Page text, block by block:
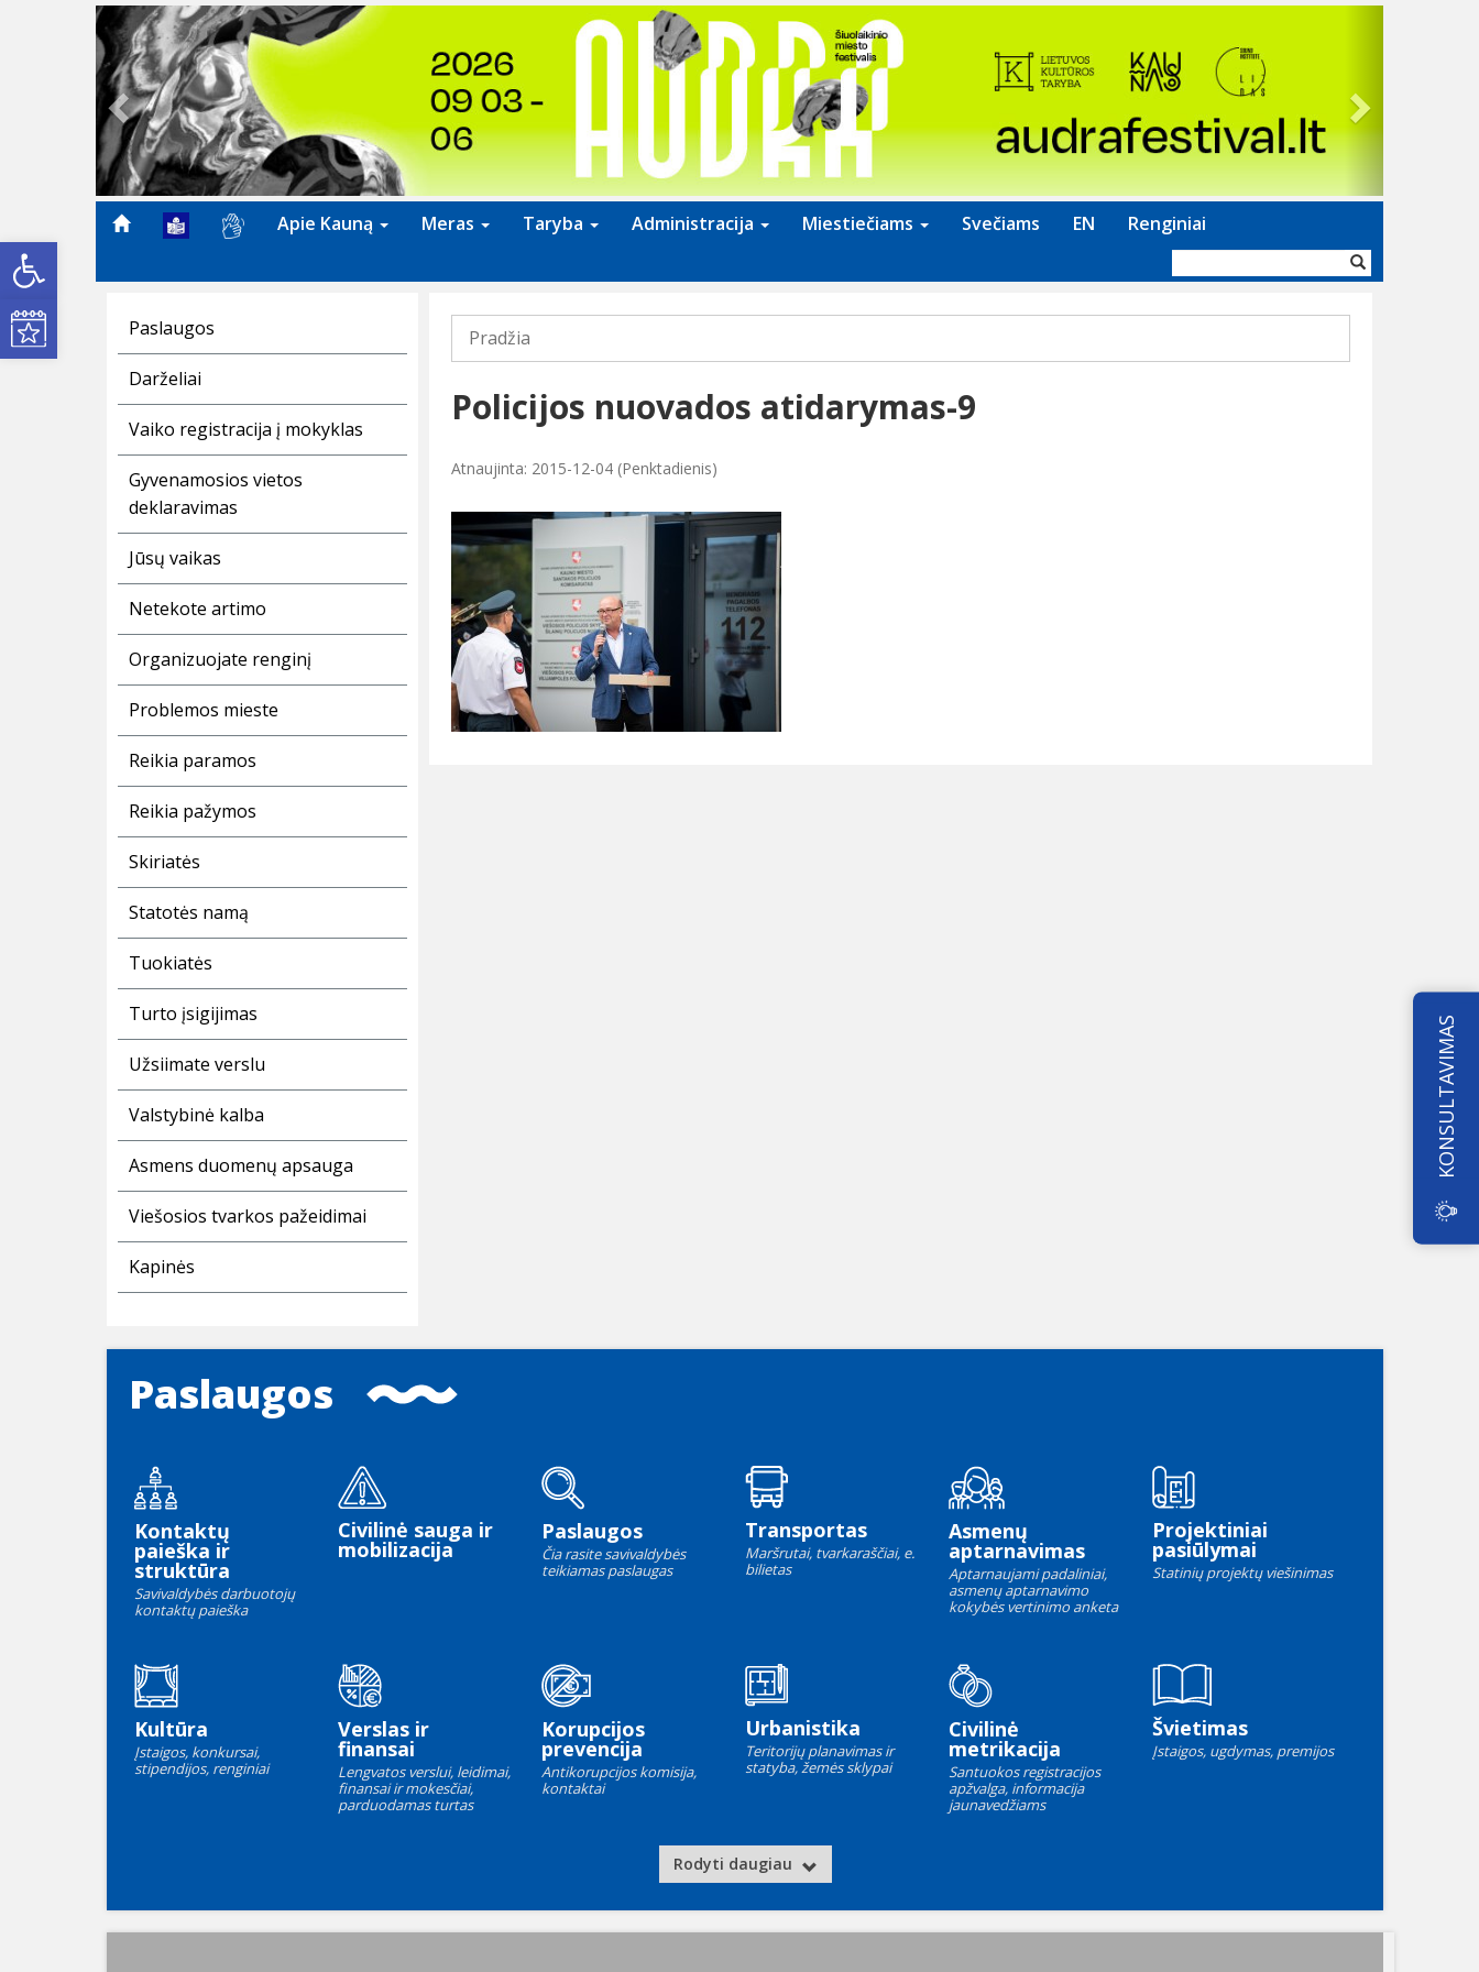
Open toolbar
Kultūros renginiai
Previous
Apie Kauną Meras Taryba Administracija Miestiečiams Svečiams EN Renginiai
forma
Paslaugos
Darželiai
Vaiko registracija į mokyklas
Gyvenamosios vietos
deklaravimas
Jūsų vaikas
Netekote artimo
Organizuojate renginį
Problemos mieste
Reikia paramos
Reikia pažymos
Skiriatės
Statotės namą
Tuokiatės
Turto įsigijimas
Užsiimate verslu
Valstybinė kalba
Asmens duomenų apsauga
Viešosios tvarkos pažeidimai
Kapinės
Pradžia
Policijos nuovados atidarymas-9
Atnaujinta: 2015-12-04 (Penktadienis)
Paslaugos
Kontaktų
paieška ir
struktūra
Savivaldybės darbuotojų
kontaktų paieška
Civilinė sauga ir
mobilizacija
Paslaugos
Čia rasite savivaldybės
teikiamas paslaugas
Transportas
Maršrutai, tvarkaraščiai, e.
bilietas
Asmenų
aptarnavimas
Aptarnaujami padaliniai,
asmenų aptarnavimo
kokybės vertinimo anketa
Projektiniai
pasiūlymai
Statinių projektų viešinimas
Kultūra
Įstaigos, konkursai,
stipendijos, renginiai
Verslas ir
finansai
Lengvatos verslui, leidimai,
finansai ir mokesčiai,
parduodamas turtas
Korupcijos
prevencija
Antikorupcijos komisija,
kontaktai
Urbanistika
Teritorijų planavimas ir
statyba, žemės sklypai
Civilinė
metrikacija
Santuokos registracijos
apžvalga, informacija
jaunavedžiams
Švietimas
Įstaigos, ugdymas, premijos
Rodyti daugiau
KONSULTAVIMAS